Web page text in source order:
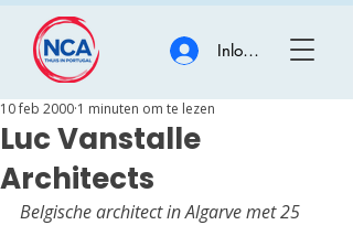
Inloggen
Luc Vanstalle
Architects
10 feb 2000 1 minuten om te lezen
Belgische architect in Algarve met 25